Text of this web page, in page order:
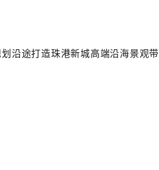
沿途打造珠港新城高端沿海景观带